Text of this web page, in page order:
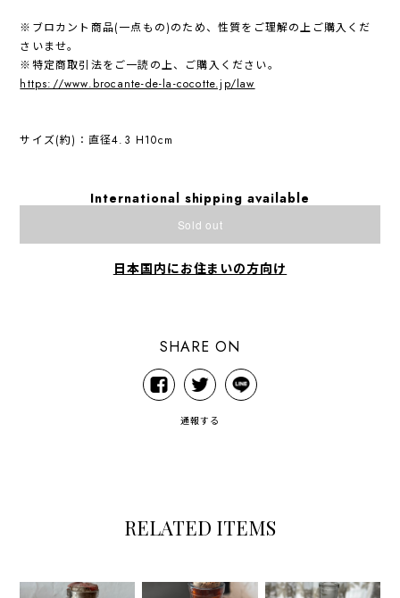
※ブロカント商品(一点もの)のため、性質をご理解の上ご購入くだ
さいませ。
※特定商取引法をご一読の上、ご購入ください。
https://www.brocante-de-la-cocotte.jp/law
サイズ(約)：直径4.3 H10cm
International shipping available
Sold out
日本国内にお住まいの方向け
SHARE ON
通報する
RELATED ITEMS